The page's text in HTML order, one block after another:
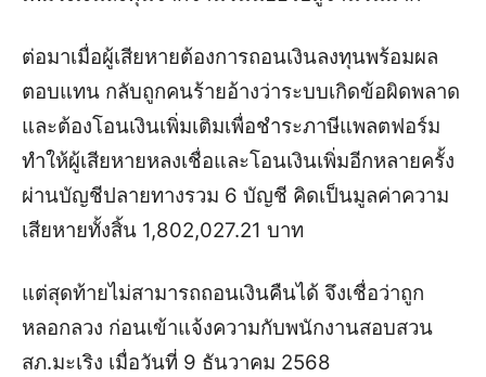
ต่อมาเมื่อผู้เสียหายต้องการถอนเงินลงทุนพร้อมผล
ตอบแทน กลับถูกคนร้ายอ้างว่าระบบเกิดข้อผิดพลาด
และต้องโอนเงินเพิ่มเติมเพื่อชำระภาษีแพลตฟอร์ม
ทำให้ผู้เสียหายหลงเชื่อและโอนเงินเพิ่มอีกหลายครั้ง
ผ่านบัญชีปลายทางรวม 6 บัญชี คิดเป็นมูลค่าความ
เสียหายทั้งสิ้น 1,802,027.21 บาท
แต่สุดท้ายไม่สามารถถอนเงินคืนได้ จึงเชื่อว่าถูก
หลอกลวง ก่อนเข้าแจ้งความกับพนักงานสอบสวน
สภ.มะเริง เมื่อวันที่ 9 ธันวาคม 2568